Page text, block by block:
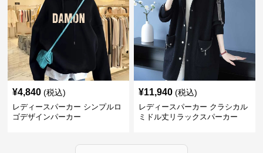
¥4,840 (税込)
レディースパーカー シンプルロ
ゴデザインパーカー
¥11,940 (税込)
レディースパーカー クラシカル
ミドル丈リラックスパーカー